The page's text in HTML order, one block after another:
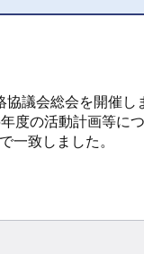
議会総会を開催
度の活動計画等に
一致しました。